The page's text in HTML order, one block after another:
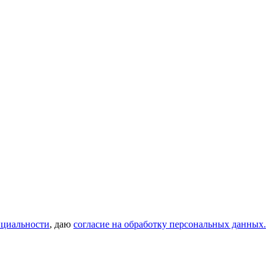
, даю согласие на обработку персональных данных.